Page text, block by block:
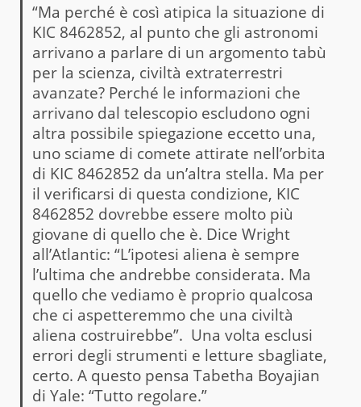
“Ma perché è così atipica la situazione di
KIC 8462852, al punto che gli astronomi
arrivano a parlare di un argomento tabù
per la scienza, civiltà extraterrestri
avanzate? Perché le informazioni che
arrivano dal telescopio escludono ogni
altra possibile spiegazione eccetto una,
uno sciame di comete attirate nell’orbita
di KIC 8462852 da un’altra stella. Ma per
il verificarsi di questa condizione, KIC
8462852 dovrebbe essere molto più
giovane di quello che è. Dice Wright
all’Atlantic: “L’ipotesi aliena è sempre
l’ultima che andrebbe considerata. Ma
quello che vediamo è proprio qualcosa
che ci aspetteremmo che una civiltà
aliena costruirebbe”. Una volta esclusi
errori degli strumenti e letture sbagliate,
certo. A questo pensa Tabetha Boyajian
di Yale: “Tutto regolare.”